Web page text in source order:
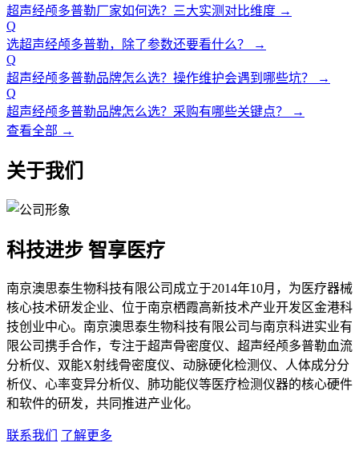
超声经颅多普勒厂家如何选？三大实测对比维度 →
Q
选超声经颅多普勒，除了参数还要看什么？
→
Q
超声经颅多普勒品牌怎么选？操作维护会遇到哪些坑？
→
Q
超声经颅多普勒品牌怎么选？采购有哪些关键点？
→
查看全部 →
关于我们
科技进步 智享医疗
南京澳思泰生物科技有限公司成立于2014年10月，为医疗器械
核心技术研发企业、位于南京栖霞高新技术产业开发区金港科
技创业中心。南京澳思泰生物科技有限公司与南京科进实业有
限公司携手合作，专注于超声骨密度仪、超声经颅多普勒血流
分析仪、双能X射线骨密度仪、动脉硬化检测仪、人体成分分
析仪、心率变异分析仪、肺功能仪等医疗检测仪器的核心硬件
和软件的研发，共同推进产业化。
联系我们 了解更多